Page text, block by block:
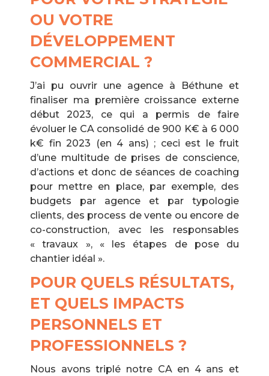
OU VOTRE
DÉVELOPPEMENT
COMMERCIAL ?
J’ai pu ouvrir une agence à Béthune et
finaliser ma première croissance externe
début 2023, ce qui a permis de faire
évoluer le CA consolidé de 900 K€ à 6 000
k€ fin 2023 (en 4 ans) ; ceci est le fruit
d’une multitude de prises de conscience,
d’actions et donc de séances de coaching
pour mettre en place, par exemple, des
budgets par agence et par typologie
clients, des process de vente ou encore de
co-construction, avec les responsables
« travaux », « les étapes de pose du
chantier idéal ».
POUR QUELS RÉSULTATS,
ET QUELS IMPACTS
PERSONNELS ET
PROFESSIONNELS ?
Nous avons triplé notre CA en 4 ans et